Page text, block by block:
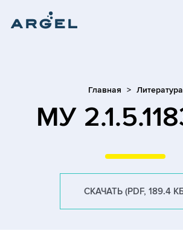
Главная Литература
МУ
СКАЧАТЬ (PDF, 189.4